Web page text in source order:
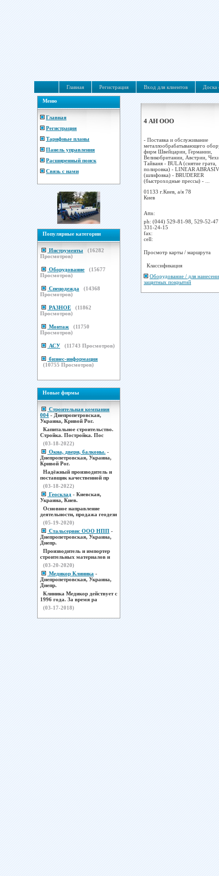
Главная Регистрация Вход для клиентов Доска
Меню
Главная
Регистрация
Тарифные планы
Панель управления
Расширенный поиск
Связь с нами
Популярные категории
Инструменты (16282
Просмотров)
Оборудование (15677
Просмотров)
Спецодежда (14368
Просмотров)
РАЗНОЕ (11862
Просмотров)
Монтаж (11750
Просмотров)
АСУ (11743 Просмотров)
бизнес-информация
(10755 Просмотров)
Новые фирмы
Строительная компания
004 - Днепропетровская,
Украина, Кривой Рог.
Капитальное строительство.
Стройка. Постройка. Пос
(03-18-2022)
Окна, двери, балконы. -
Днепропетровская, Украина,
Кривой Рог.
Надёжный производитель и
поставщик качественной пр
(03-18-2022)
Геосклад - Киевская,
Украина, Киев.
Основное направление
деятельности, продажа геодези
(05-19-2020)
Стальсервис ООО НПП -
Днепропетровская, Украина,
Днепр.
Производитель и импортер
строительных материалов и
(03-20-2020)
Медикор Клиника -
Днепропетровская, Украина,
Днепр.
Клиника Медикор действует с
1996 года. За время ра
(03-17-2018)
4 АН ООО
- Поставка и обслуживание
металлообрабатывающего
фирм Швейцарии, Германии,
Великобритании, Австрии,
Тайваня - BULA (снятие грата,
полировка) - LINEAR
(шлифовка) - BRUDERER
(быстроходные прессы) - ...
01133 г.Киев, а/я 78
Киев
Attn:
ph: (044) 529-81-98, 529-52-
331-24-15
fax:
cell:
Просмотр карты / маршрута
Классификация
Оборудование / для
защитных покрытий